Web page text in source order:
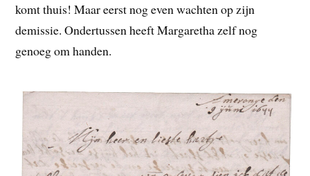
komt thuis! Maar eerst nog even wachten op zijn
demissie. Ondertussen heeft Margaretha zelf nog
genoeg om handen.